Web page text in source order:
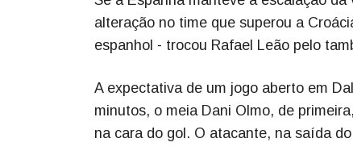
alteração no time que superou a
espanhol - trocou Rafael Leão pelo
A expectativa de um jogo aberto em
minutos, o meia Dani Olmo, de
na cara do gol. O atacante, na saída